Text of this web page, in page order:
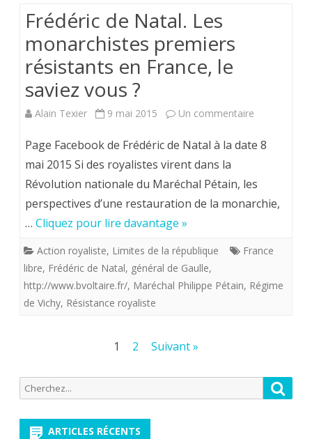
Frédéric de Natal. Les
monarchistes premiers
résistants en France, le
saviez vous ?
Alain Texier 9 mai 2015 Un commentaire
Natal.
Les
résistants
saviez
Page Facebook de Frédéric de Natal à la date 8
mai 2015 Si des royalistes virent dans la
Révolution nationale du Maréchal Pétain, les
perspectives d’une restauration de la monarchie,
… Cliquez pour lire davantage »
Action royaliste, Limites de la république
France
libre, Frédéric de Natal, général de Gaulle,
http://www.bvoltaire.fr/, Maréchal Philippe Pétain, Régime
de Vichy, Résistance royaliste
publications
1 2 Suivant »
Recherche
pour:
ARTICLES RÉCENTS